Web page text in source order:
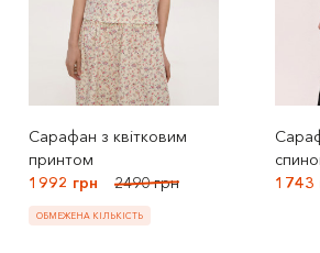
Сарафан з квітковим
принтом
1992 грн
2490 грн
ОБМЕЖЕНА КІЛЬКІСТЬ
1743